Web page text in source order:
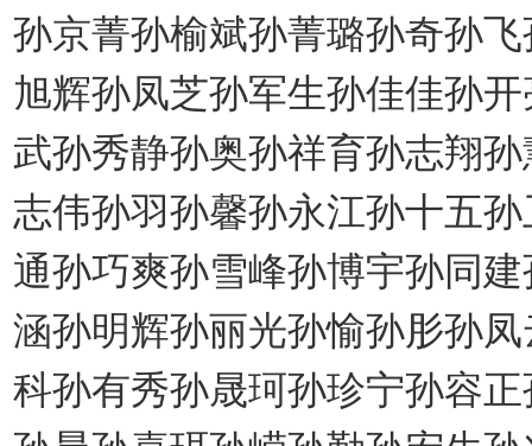
孙京菁孙榆斌孙菁璐孙奇孙
旭辉孙凤芝孙军生孙佳佳孙
武孙秀静孙奥孙祥育孙志翔
志伟孙羽孙馨孙永江孙十五
通孙巧爽孙雪峰孙博宇孙同
涵孙明辉孙丽光孙愉孙肜孙
科孙有秀孙晟珂孙珍宁孙容